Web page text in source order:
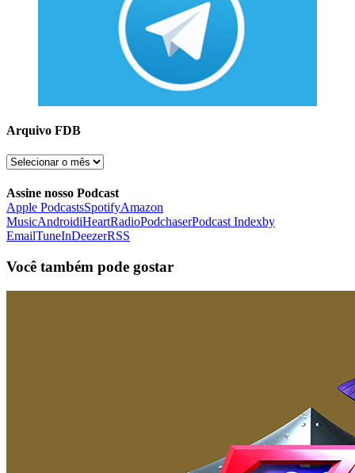
Arquivo FDB
Arquivo
Assine nosso Podcast
Apple PodcastsSpotifyAmazon
MusicAndroidiHeartRadioPodchaserPodcast Indexby
EmailTuneInDeezerRSS
Você também pode gostar